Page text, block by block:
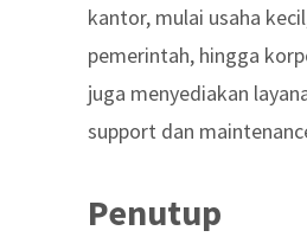
kantor, mulai usaha
pemerintah, hingga
juga menyediakan
support dan
Penutup